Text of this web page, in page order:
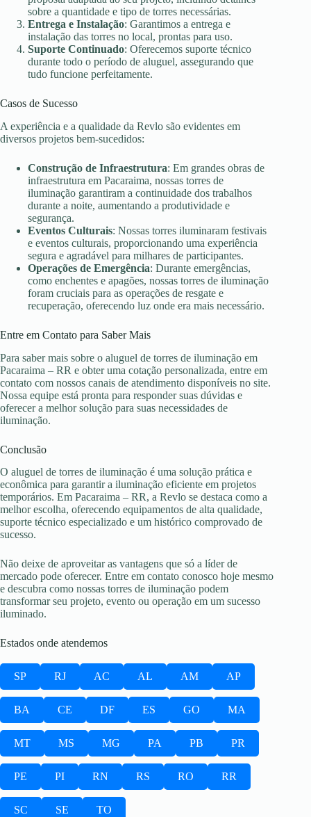
sobre a quantidade e tipo de torres necessárias.
Entrega e Instalação: Garantimos a entrega e
instalação das torres no local, prontas para uso.
Suporte Continuado: Oferecemos suporte técnico
durante todo o período de aluguel, assegurando que
tudo funcione perfeitamente.
Casos de Sucesso
A experiência e a qualidade da Revlo são evidentes em
diversos projetos bem-sucedidos:
Construção de Infraestrutura: Em grandes obras de
infraestrutura em Pacaraima, nossas torres de
iluminação garantiram a continuidade dos trabalhos
durante a noite, aumentando a produtividade e
segurança.
Eventos Culturais: Nossas torres iluminaram festivais
e eventos culturais, proporcionando uma experiência
segura e agradável para milhares de participantes.
Operações de Emergência: Durante emergências,
como enchentes e apagões, nossas torres de iluminação
foram cruciais para as operações de resgate e
recuperação, oferecendo luz onde era mais necessário.
Entre em Contato para Saber Mais
Para saber mais sobre o aluguel de torres de iluminação em
Pacaraima – RR e obter uma cotação personalizada, entre em
contato com nossos canais de atendimento disponíveis no site.
Nossa equipe está pronta para responder suas dúvidas e
oferecer a melhor solução para suas necessidades de
iluminação.
Conclusão
O aluguel de torres de iluminação é uma solução prática e
econômica para garantir a iluminação eficiente em projetos
temporários. Em Pacaraima – RR, a Revlo se destaca como a
melhor escolha, oferecendo equipamentos de alta qualidade,
suporte técnico especializado e um histórico comprovado de
sucesso.
Não deixe de aproveitar as vantagens que só a líder de
mercado pode oferecer. Entre em contato conosco hoje mesmo
e descubra como nossas torres de iluminação podem
transformar seu projeto, evento ou operação em um sucesso
iluminado.
Estados onde atendemos
SP RJ AC AL AM AP
BA CE DF ES GO MA
MT MS MG PA PB PR
PE PI RN RS RO RR
SC SE TO